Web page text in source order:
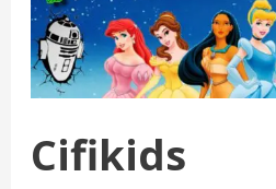
Cifikids